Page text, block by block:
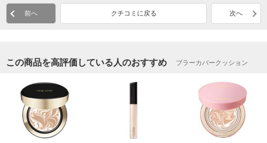
前へ クチコミに戻る 次へ
この商品を高評価している人のおすすめ ブラーカバークッション